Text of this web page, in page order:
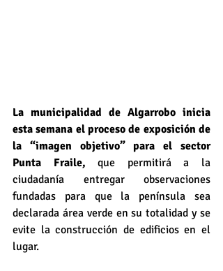
La municipalidad de Algarrobo inicia
esta semana el proceso de exposición de
la “imagen objetivo” para el sector
Punta Fraile, que permitirá a la
ciudadanía entregar observaciones
fundadas para que la península sea
declarada área verde en su totalidad y se
evite la construcción de edificios en el
lugar.